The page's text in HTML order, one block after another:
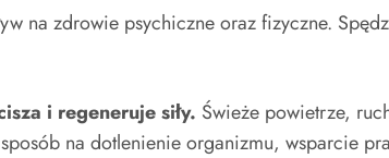
na zdrowie psychiczne oraz fizyczne.
i regeneruje siły. Świeże powietrze,
na dotlenienie organizmu, wsparcie